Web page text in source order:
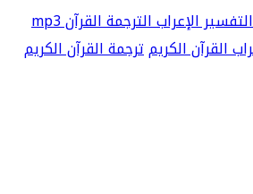
التفسيرالإعرابالترجمةالقرآن mp3
القرآن الكريمترجمة القرآن الكريم